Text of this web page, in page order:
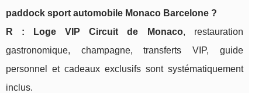
paddock sport automobile Monaco Barcelone ?
R :
Loge VIP Circuit de Monaco, restauration
gastronomique, champagne, transferts VIP, guide
personnel et cadeaux exclusifs sont systématiquement
inclus.